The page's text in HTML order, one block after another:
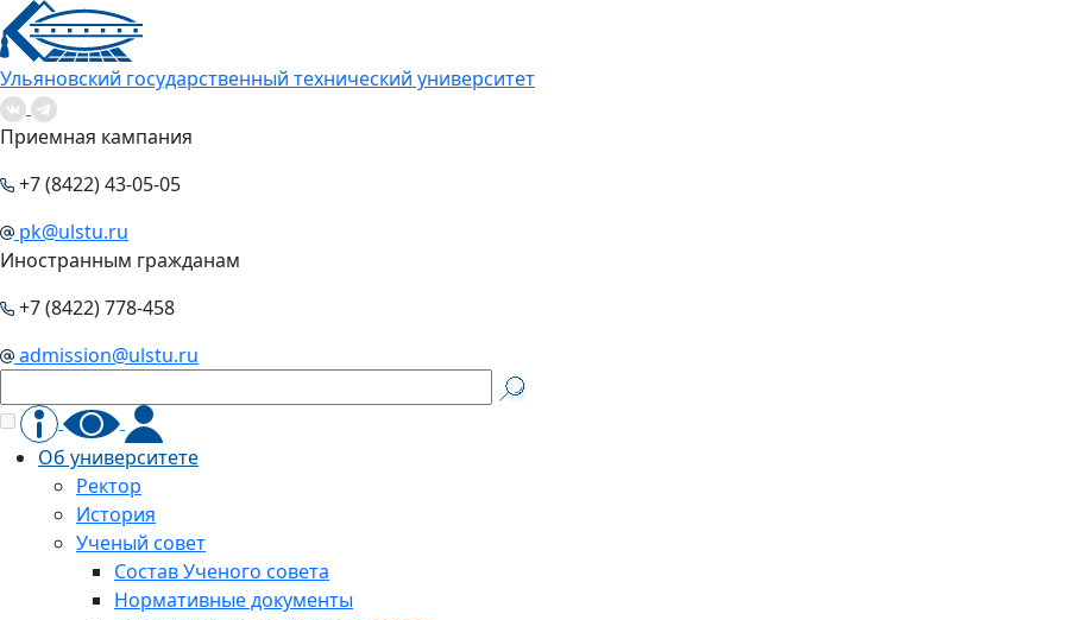
Ульяновский государственный технический университет
Приемная кампания
+7 (8422) 43-05-05
pk@ulstu.ru
Иностранным гражданам
+7 (8422) 778-458
admission@ulstu.ru
Об университете
Ректор
История
Ученый совет
Состав Ученого совета
Нормативные документы